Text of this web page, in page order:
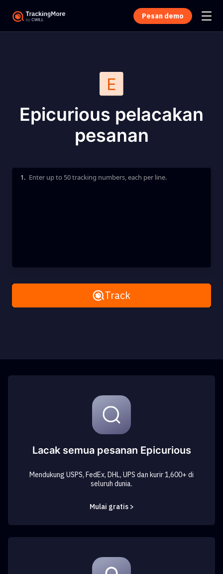
Pesan demo
Epicurious pelacakan
pesanan
Enter up to 50 tracking numbers, each per line.
1.
Remove AllTrack
Lacak semua pesanan Epicurious
Mendukung USPS, FedEx, DHL, UPS dan kurir 1,600+ di
seluruh dunia.
Mulai gratis >